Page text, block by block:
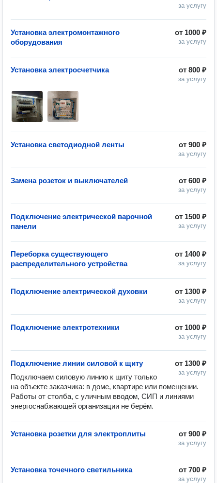
за услугу
от 1000 ₽
за услугу
Установка электромонтажного
оборудования
от 800 ₽
за услугу
Установка электросчетчика
от 900 ₽
за услугу
Установка светодиодной ленты
от 600 ₽
за услугу
Замена розеток и выключателей
от 1500 ₽
за услугу
Подключение электрической варочной
панели
от 1400 ₽
за услугу
Переборка существующего
распределительного устройства
от 1300 ₽
за услугу
Подключение электрической духовки
от 1000 ₽
за услугу
Подключение электротехники
от 1300 ₽
за услугу
Подключение линии силовой к щиту
Подключаем силовую линию к щиту только
на объекте заказчика: в доме, квартире или помещении.
Работы от столба, с уличным вводом, СИП и линиями
энергоснабжающей организации не берём.
от 900 ₽
за услугу
Установка розетки для электроплиты
от 700 ₽
за услугу
Установка точечного светильника